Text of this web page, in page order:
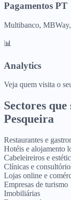
Pagamentos PT
Multibanco,
📊
Analytics
Veja quem visita o
Sectores
Pesqueira
Restaurantes e
Hotéis e alojamento
Cabeleireiros e
Clínicas e
Lojas online e
Empresas de turismo
Imobiliárias